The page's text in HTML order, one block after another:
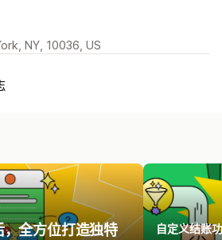
NY, 10036, US
全方位打造独特
自定义结账